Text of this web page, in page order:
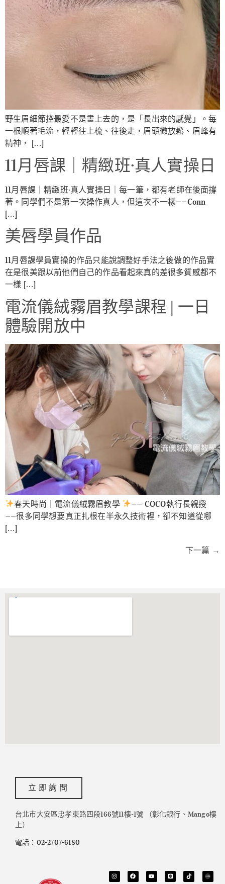
野生眉細節控最愛不是畫上去的，是「長出來的感覺」。每
一根順著毛流，輕輕往上梳、往後走，眉頭微放鬆、眉峰有
精神， […]
11月唇課｜精緻班·真人實操日
11月唇課｜精緻班·真人實操日｜每一筆，都有老師在後面撐
著。同學們不是第一次操作真人，但這次不一樣——Conn
[…]
美唇學員作品
11月唇課學員實操的作品只能說調整好手法之後做的作品實
在是很美跟以前他們自己的作品看起來真的差很多質感都不
一樣 […]
電流儀絨霧眉教學課程 | 一日
體驗開放中
春天時尚｜電流儀絨霧眉教學
—— COCO執行長親授
——很多同學想要真正扎根在半永久技術裡，卻不知道從哪
[…]
下一篇 →
立即詢問
台北市大安區忠孝東路四段166號11樓-1號 （彰化銀行、Mango樓
上）
電話：02-2707-6180